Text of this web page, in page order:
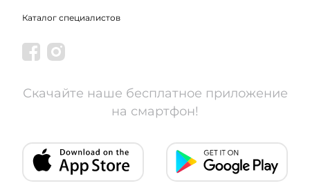
Каталог специалистов
Скачайте наше бесплатное приложение
на смартфон!